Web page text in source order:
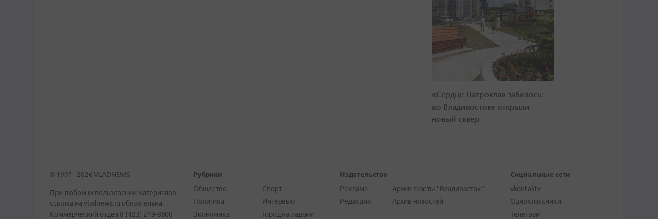
«Сердце Патрокла» забилось:
во Владивостоке открыли
новый сквер
© 1997 - 2026 VLADNEWS
При любом использовании материалов
ссылка на vladnews.ru обязательна.
Коммерческий отдел 8 (423) 249-8800
Рубрики
Общество
Политика
Экономика
Спорт
Интервью
Город на ладони
Издательство
Реклама
Редакция
Архив газеты "Владивосток"
Архив новостей
Социальные сети
vkontakte
Одноклассники
Телеграм